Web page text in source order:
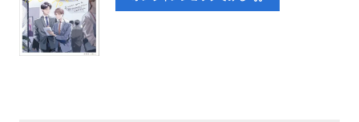
お問い合わせ